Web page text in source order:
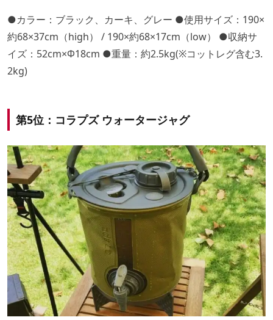
●カラー：ブラック、カーキ、グレー ●使用サイズ：190×
約68×37cm（high） / 190×約68×17cm（low） ●収納サ
イズ：52cm×Φ18cm ●重量：約2.5kg(※コットレグ含む3.
2kg)
第5位：コラプズ ウォータージャグ